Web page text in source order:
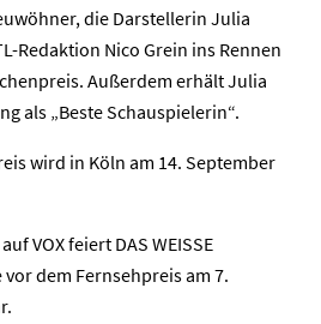
die Darstellerin Julia
Redaktion Nico Grein ins Rennen
Außerdem erhält Julia
als „Beste Schauspielerin“.
wird in Köln am 14. September
VOX feiert DAS WEISSE
vor dem Fernsehpreis am 7.